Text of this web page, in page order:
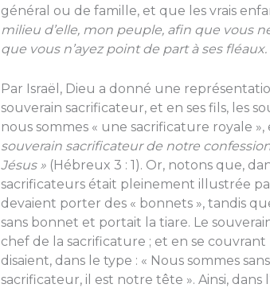
général ou de famille, et que les vrais
milieu d’elle, mon peuple, afin que vous
que vous n’ayez point de part à ses fléaux.
Par Israël, Dieu a donné une
souverain sacrificateur, et en ses fils, les
nous sommes « une sacrificature royale »,
souverain sacrificateur de notre
Jésus »(Hébreux 3 : 1). Or, notons que,
sacrificateurs était pleinement illustrée
devaient porter des « bonnets », tandis
sans bonnet et portait la tiare. Le
chef de la sacrificature ; et en se
disaient, dans le type : « Nous sommes
sacrificateur, il est notre tête ». Ainsi, dans